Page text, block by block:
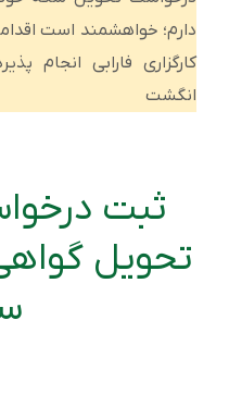
دارم؛ خواهشمند است
کارگزاری فارابی انجام
انگشت
ثبت
تحویل